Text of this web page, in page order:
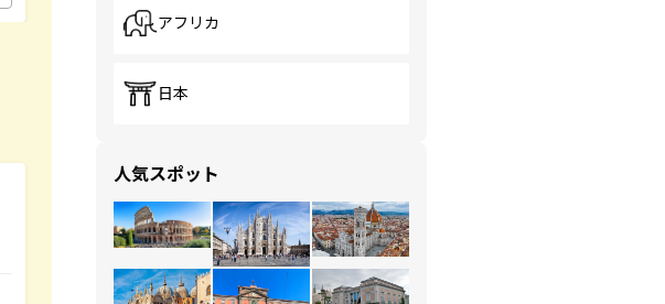
アフリカ
日本
人気スポット